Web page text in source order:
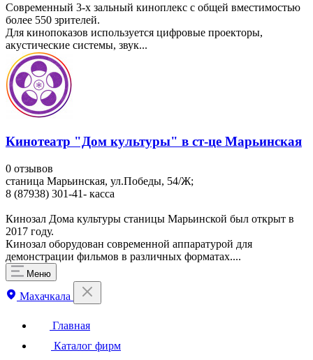
Современный 3-х зальный киноплекс с общей вместимостью
более 550 зрителей.
Для кинопоказов используется цифровые проекторы,
акустические системы, звук...
Кинотеатр "Дом культуры" в ст-це Марьинская
0 отзывов
станица Марьинская, ул.Победы, 54/Ж;
8 (87938) 301-41- касса
Кинозал Дома культуры станицы Марьинской был открыт в
2017 году.
Кинозал оборудован современной аппаратурой для
демонстрации фильмов в различных форматах....
Меню
Махачкала
Главная
Каталог фирм